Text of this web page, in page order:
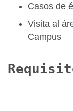
Casos de
Visita al
Campus